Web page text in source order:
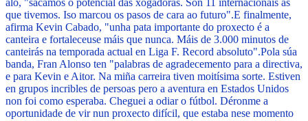
que tivemos. Iso marcou os pasos de cara ao futuro".E finalmente,
afirma Kevin Cabado, "unha pata importante do proxecto é a
canteira e fortaleceuse máis que nunca. Máis de 3.000 minutos de
canteirás na temporada actual en Liga F. Record absoluto".Pola súa
banda, Fran Alonso ten "palabras de agradecemento para a directiva,
e para Kevin e Aitor. Na miña carreira tiven moitísima sorte. Estiven
en grupos incribles de persoas pero a aventura en Estados Unidos
non foi como esperaba. Cheguei a odiar o fútbol. Déronme a
oportunidade de vir nun proxecto difícil, que estaba nese momento